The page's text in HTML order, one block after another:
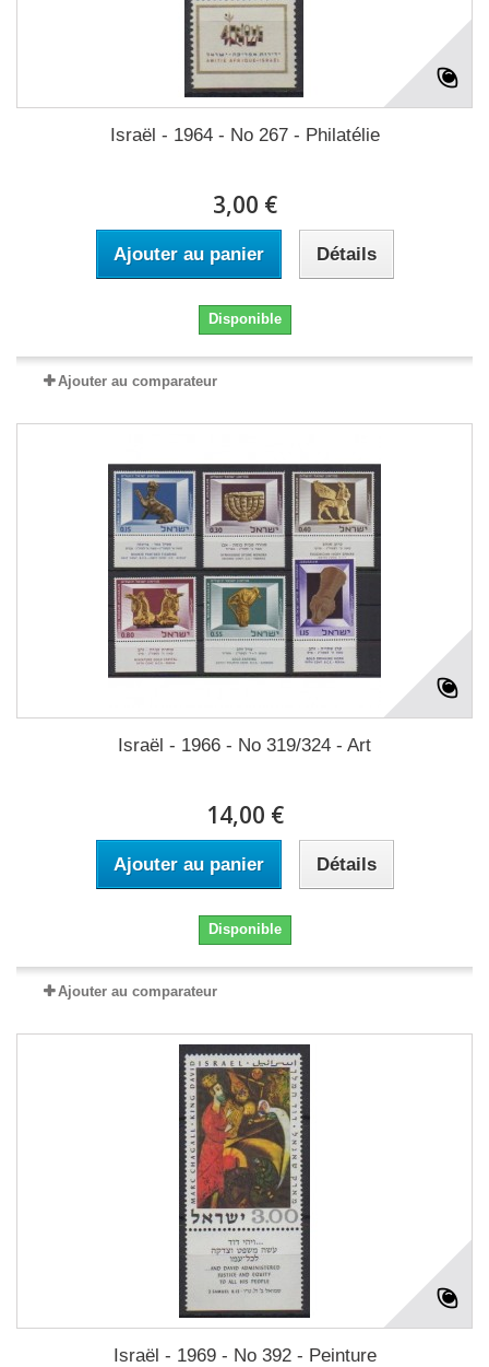
Israël - 1964 - No 267 - Philatélie
3,00 €
Ajouter au panier Détails
Disponible
Ajouter au comparateur
Israël - 1966 - No 319/324 - Art
14,00 €
Ajouter au panier Détails
Disponible
Ajouter au comparateur
Israël - 1969 - No 392 - Peinture